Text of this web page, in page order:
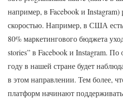
например, в Facebook и Instagram)
скоростью. Например, в США
80% маркетингового бюджета
stories” в Facebook и Instagram.
году в нашей стране будет
в этом направлении. Тем более,
платформ начинают